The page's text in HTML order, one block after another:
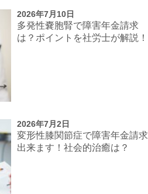
2026年7月10日
多発性嚢胞腎で障害年金請求
は？ポイントを社労士が解説！
2026年7月2日
変形性膝関節症で障害年金請求
出来ます！社会的治癒は？